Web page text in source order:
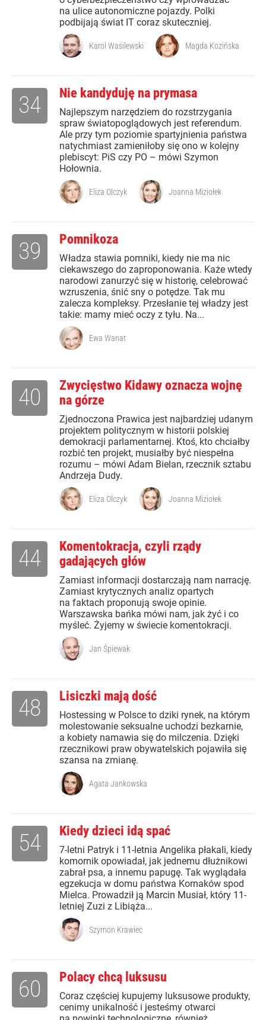
na ulice autonomiczne pojazdy. Polki
podbijają świat IT coraz skuteczniej.
Karol Wasilewski Magda Kozińska
Nie kandyduję na prymasa
Najlepszym narzędziem do rozstrzygania
spraw światopoglądowych jest referendum.
Ale przy tym poziomie spartyjnienia państwa
natychmiast zamieniłoby się ono w kolejny
plebiscyt: PiS czy PO – mówi Szymon
Hołownia.
34
Eliza Olczyk Joanna Miziołek
Pomnikoza
W ładza stawia pomniki, kiedy nie ma nic
ciekawszego do zaproponowania. Każe wtedy
narodowi zanurzyć się w historię, celebrować
wzruszenia, śnić sny o potędze. Tak mu
zalecza kompleksy. Przesłanie tej władzy jest
takie: mamy mieć oczy z tyłu. Na...
39
Ewa Wanat
Zwycięstwo Kidawy oznacza wojnę
na górze
Zjednoczona Prawica jest najbardziej udanym
projektem politycznym w historii polskiej
demokracji parlamentarnej. Ktoś, kto chciałby
rozbić ten projekt, musiałby być niespełna
rozumu – mówi Adam Bielan, rzecznik sztabu
Andrzeja Dudy.
40
Eliza Olczyk Joanna Miziołek
Komentokracja, czyli rządy
gadających głów
Zamiast informacji dostarczają nam narrację.
Zamiast krytycznych analiz opartych
na faktach proponują swoje opinie.
Warszawska bańka mówi nam, jak żyć i co
myśleć. Żyjemy w świecie komentokracji.
44
Jan Śpiewak
Lisiczki mają dość
Hostessing w Polsce to dziki rynek, na którym
molestowanie seksualne uchodzi bezkarnie,
a kobiety namawia się do milczenia. Dzięki
rzecznikowi praw obywatelskich pojawiła się
szansa na zmianę.
48
Agata Jankowska
Kiedy dzieci idą spać
7-letni Patryk i 11-letnia Angelika płakali, kiedy
komornik opowiadał, jak jednemu dłużnikowi
zabrał psa, a innemu papugę. Tak wyglądała
egzekucja w domu państwa Kornaków spod
Mielca. Prowadził ją Marcin Musiał, który 11-
letniej Zuzi z Libiąża...
54
Szymon Krawiec
Polacy chcą luksusu
Coraz częściej kupujemy luksusowe produkty,
cenimy unikalność i jesteśmy otwarci
60